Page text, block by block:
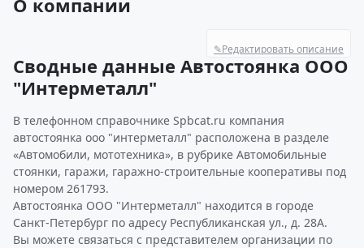
О компании
✎Редактировать описание
Сводные данные Автостоянка ООО
"Интерметалл"
В телефонном справочнике Spbcat.ru компания
автостоянка ооо "интерметалл" расположена в разделе
«Автомобили, мототехника», в рубрике Автомобильные
стоянки, гаражи, гаражно-строительные кооперативы под
номером 261793.
Автостоянка ООО "Интерметалл" находится в городе
Санкт-Петербург по адресу Республиканская ул., д. 28А.
Вы можете связаться с представителем организации по